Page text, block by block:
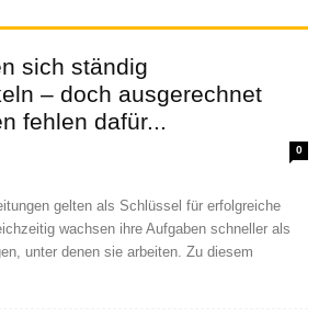
sich ständig
– doch ausgerechnet
fehlen dafür...
0
gelten als Schlüssel für erfolgreiche
wachsen ihre Aufgaben schneller als
unter denen sie arbeiten. Zu diesem